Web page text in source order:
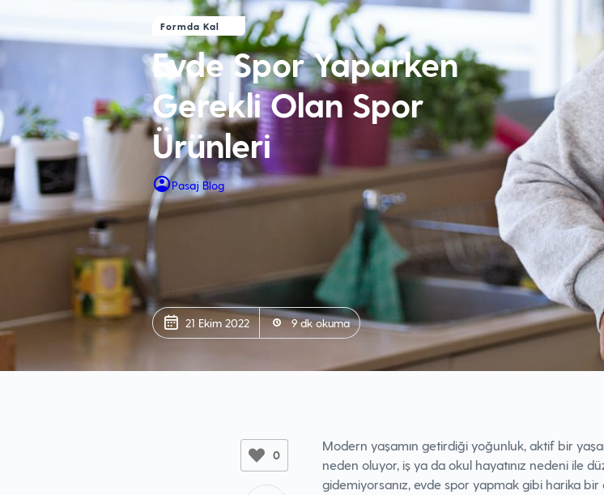
Formda Kal
Evde Spor Yaparken
Gerekli Olan Spor
Ürünleri
Pasaj Blog
21 Ekim 2022 9 dk okuma
0
Modern yaşamın getirdiği yoğunluk, aktif bir
neden oluyor, iş ya da okul hayatınız nedeni ile
gidemiyorsanız, evde spor yapmak gibi harika